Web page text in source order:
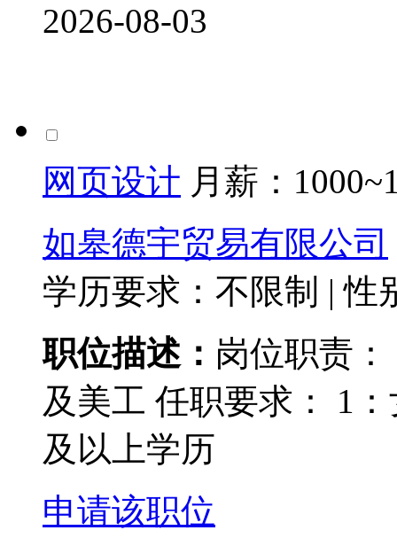
2026-08-03
网页设计 月薪：
如皋德宇贸易有限公司
学历要求：不限制 | 性
职位描述： 岗位职责
及美工 任职要求： 1
及以上学历
申请该职位